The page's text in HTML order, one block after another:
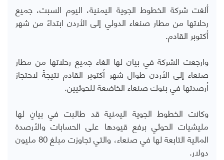
ألغت شركة الخطوط الجوية اليمنية، اليوم السبت، جميع
رحلاتها من مطار صنعاء الدولي إلى الأردن ابتداءً من شهر
أكتوبر القادم.
وارجعت الشركة في بيان لها الغاء جميع رحلاتها من مطار
صنعاء إلى الأردن طوال شهر أكتوبر القادم نتيجةً لاحتجاز
أرصدتها في بنوك صنعاء الخاضعة للحوثيين.
وكانت الخطوط الجوية اليمنية قد طالبت في بيانٍ لها
مليشيات الحوثي برفع قيودها على الحسابات والأرصدة
المالية التابعة لها في صنعاء، والتي تجاوزت مبلغ 80 مليون
دولار.